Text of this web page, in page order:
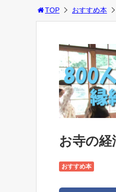
TOP おすすめ本
お寺の経
おすすめ本